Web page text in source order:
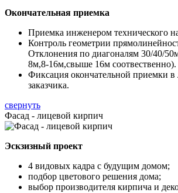
Окончательная приемка
Приемка инженером технического
Контроль геометрии
Отклонения по диагоналям 30/40/
8м,8-16м,свыше 16м соотвественно).
Фиксация окончательной приемки в
заказчика.
свернуть
Фасад - лицевой кирпич
Эскзизный проект
4 видовых кадра с будущим домом;
подбор цветового решения дома;
выбор производителя кирпича и